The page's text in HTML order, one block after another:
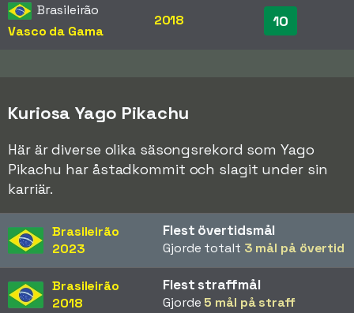
Brasileirão
Vasco da Gama
2018 10
Kuriosa Yago Pikachu
Här är diverse olika säsongsrekord som Yago
Pikachu har åstadkommit och slagit under sin
karriär.
Brasileirão
2023
Flest övertidsmål
Gjorde totalt 3 mål på övertid
Brasileirão
2018
Flest straffmål
Gjorde 5 mål på straff